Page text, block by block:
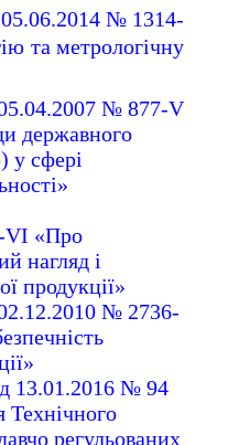
05.06.2014 № 1314-
та метрологічну
№ 877-V
державного
у сфері
VI «Про
нагляд і
продукції»
№ 2736-
13.01.2016 № 94
Технічного
регульованих